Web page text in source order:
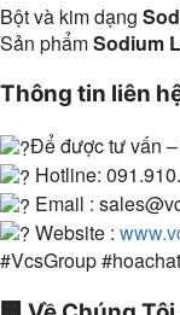
Bột và kim dạng
Sản phẩmSodium
Thông tin liên
Để được tư vấn
Hotline:
Email :
Website :
#VcsGroup